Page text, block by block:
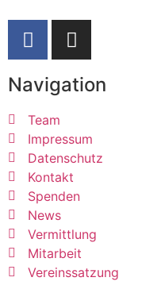
Navigation
Team
Impressum
Datenschutz
Kontakt
Spenden
News
Vermittlung
Mitarbeit
Vereinssatzung